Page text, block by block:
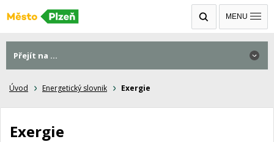
MENU
Úvod Energetický slovnik Exergie
Exergie
Přejít na ...